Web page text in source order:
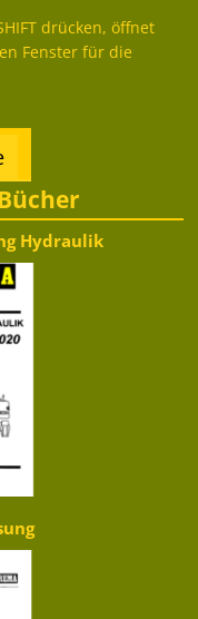
drücken, öffnet
Fenster für die
Bücher
Hydraulik